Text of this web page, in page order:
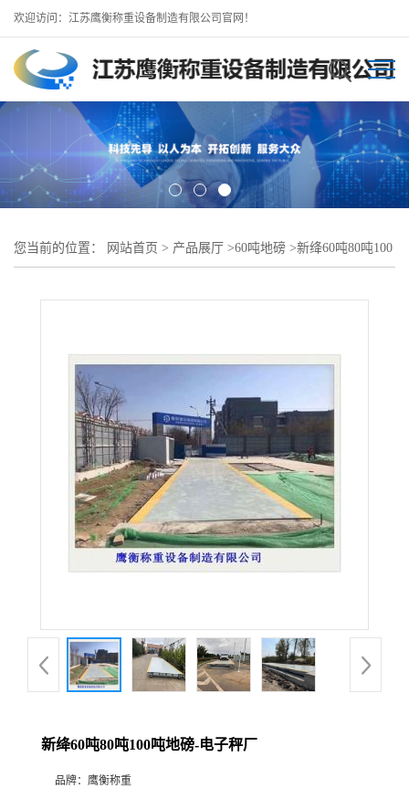
欢迎访问：江苏鹰衡称重设备制造有限公司官网！
您当前的位置： 网站首页 > 产品展厅 >60吨地磅 >新绛60吨80吨100
新绛60吨80吨100吨地磅-电子秤厂
品牌： 鹰衡称重